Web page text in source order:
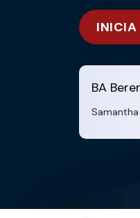
INICIA
BA
Samantha